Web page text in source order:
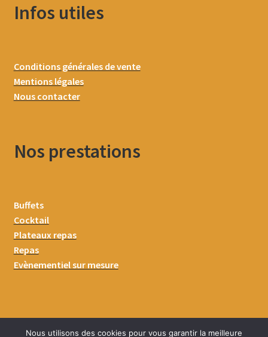
Infos utiles
Conditions générales de vente
Mentions légales
Nous contacter
Nos prestations
Buffets
Cocktail
Plateaux repas
Repas
Evènementiel sur mesure
Nous utilisons des cookies pour vous garantir la meilleure